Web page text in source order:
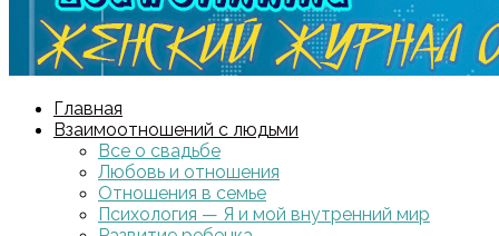
Главная
Взаимоотношений с людьми
Все о свадьбе
Любовь и отношения
Отношения в семье
Психология — Я и мой внутренний мир